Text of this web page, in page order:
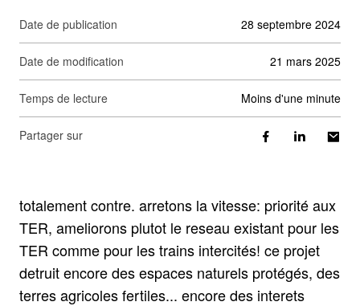
Date de publication 28 septembre 2024
Date de modification 21 mars 2025
Temps de lecture moins d'une minute
Partager sur
totalement contre. arretons la vitesse: priorité aux
TER, ameliorons plutot le reseau existant pour les
TER comme pour les trains intercités! ce projet
detruit encore des espaces naturels protégés, des
terres agricoles fertiles... encore des interets